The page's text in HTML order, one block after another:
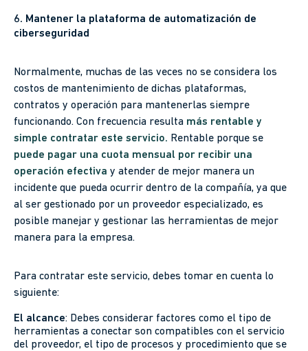
6. Mantener la plataforma de automatización de
ciberseguridad
Normalmente, muchas de las veces no se considera los
costos de mantenimiento de dichas plataformas,
contratos y operación para mantenerlas siempre
funcionando. Con frecuencia resulta más rentable y
simple contratar este servicio. Rentable porque se
puede pagar una cuota mensual por recibir una
operación efectiva y atender de mejor manera un
incidente que pueda ocurrir dentro de la compañía, ya que
al ser gestionado por un proveedor especializado, es
posible manejar y gestionar las herramientas de mejor
manera para la empresa.
Para contratar este servicio, debes tomar en cuenta lo
siguiente:
El alcance: Debes considerar factores como el tipo de
herramientas a conectar son compatibles con el servicio
del proveedor, el tipo de procesos y procedimiento que se